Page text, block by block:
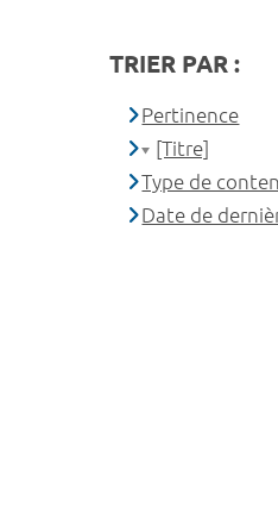
TRIER PAR :
Pertinence
[Titre]
Type de
Date de